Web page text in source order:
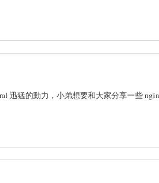
迅猛的動力，小弟想要和大家分享一些